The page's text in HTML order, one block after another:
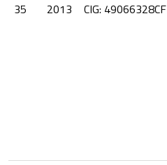
35
2013 CIG: 49066328CF